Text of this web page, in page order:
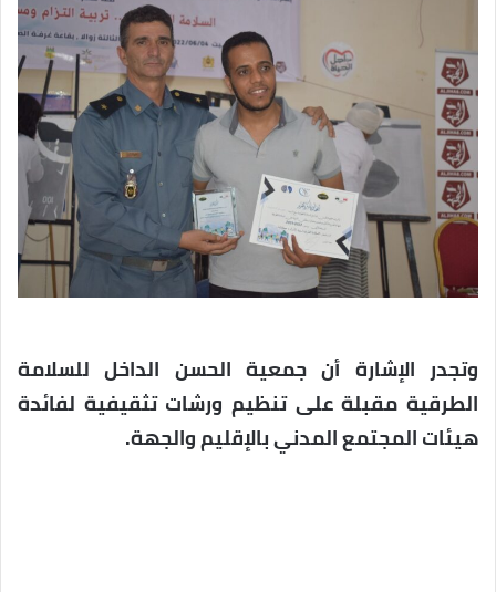
وتجدر الإشارة أن جمعية الحسن الداخل للسلامة
الطرقية مقبلة على تنظيم ورشات تثقيفية لفائدة
هيئات المجتمع المدني بالإقليم والجهة.